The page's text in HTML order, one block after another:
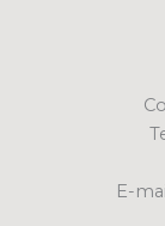
E-